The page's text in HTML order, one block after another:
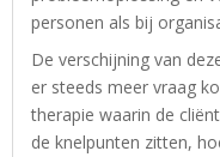
personen als bij
De verschijning van
er steeds meer vraag
therapie waarin de
de knelpunten zitten,